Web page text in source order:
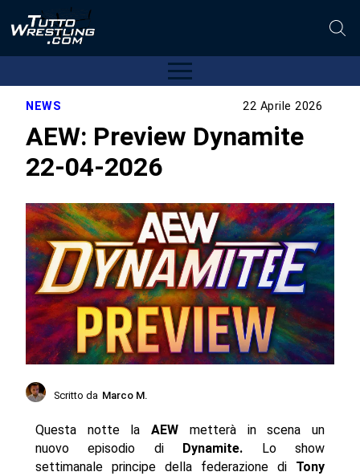
NEWS 22 Aprile 2026
AEW: Preview Dynamite
22-04-2026
Scritto da Marco M.
Questa notte laAEW metterà in scena un
nuovo episodio di
Dynamite. Lo show
settimanale principe della federazione di Tony